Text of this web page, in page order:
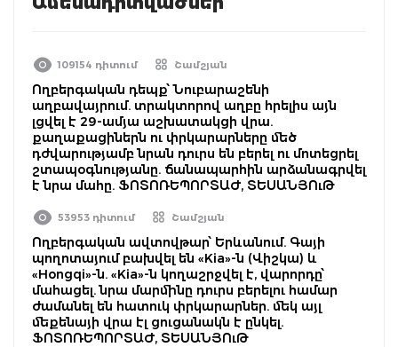
109154 դիտում Շամշյան
Ողբերգական դեպք՝ Նուբարաշենի
աղբավայրում. տրակտորով աղբը հրելիս այն
լցվել է 29-ամյա աշխատակցի վրա.
քաղաքացիներն ու փրկարարները մեծ
դժվարությամբ նրան դուրս են բերել ու մոտեցրել
շտապօգնությանը. ճանապարհին արձանագրվել
է նրա մահը. ՖՈՏՈՌԵՊՈՐՏԱԺ, ՏԵՍԱՆՅՈւԹ
53953 դիտում Շամշյան
Ողբերգական ավտովթար՝ Երևանում. Գայի
պողոտայում բախվել են «Kia»-ն (Վիշկա) և
«Hongqi»-ն. «Kia»-ն կողաշրջվել է, վարորդը՝
մահացել. նրա մարմինը դուրս բերելու համար
ժամանել են հատուկ փրկարարներ. մեկ այլ
մեքենայի վրա էլ ցուցանակն է ընկել.
ՖՈՏՈՌԵՊՈՐՏԱԺ, ՏԵՍԱՆՅՈւԹ